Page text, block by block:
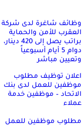
وظائف شاغرة لدى شركة
العقرب للأمن والحماية
براتب يصل إلى 420 دينار،
دوام 5 أيام أسبوعياً
وتعيين مباشر
اعلان توظيف مطلوب
موظفين للعمل لدى بنك
الاتحاد – موظفين خدمة
عملاء
مطلوب موظفين للعمل